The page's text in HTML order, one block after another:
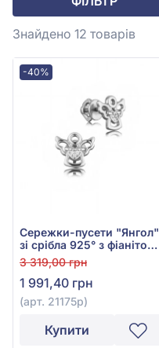
Знайдено 12 товарів
-40%
Сережки-пусети "Янгол"
зі срібла 925° з фіанітом/
куб.цирконієм, арт.
21175р
3 319,00 грн
1 991,40 грн
(арт. 21175р)
Купити